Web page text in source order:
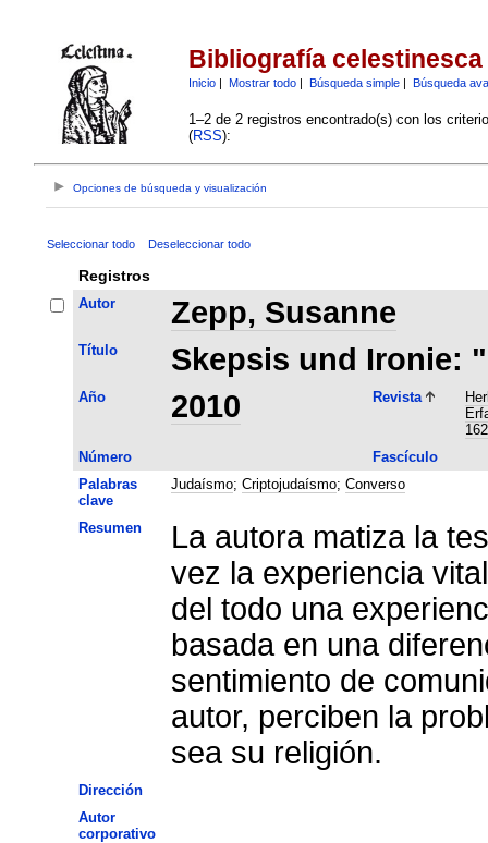
Bibliografía celestinesca
Inicio| Mostrar todo| Búsqueda simple| Búsqueda
1–2 de 2 registros encontrado(s) con los
(RSS):
Opciones de búsqueda y visualización
Seleccionar todo Deseleccionar todo
Registros
Autor Zepp, Susanne
Título Skepsis und Ironie:
Año 2010 Revista
Número
Fascículo
Palabras
clave
Judaísmo; Criptojudaísmo; Converso
Resumen
La autora matiza la
vez la experiencia
del todo una
basada en una
sentimiento de
autor, perciben la
sea su religión.
Dirección
Autor
corporativo